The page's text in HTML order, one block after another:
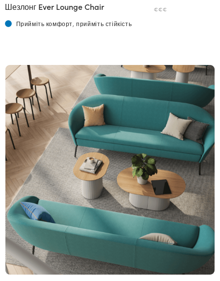
Шезлонг Ever Lounge Chair €€€
Прийміть комфорт, прийміть стійкість